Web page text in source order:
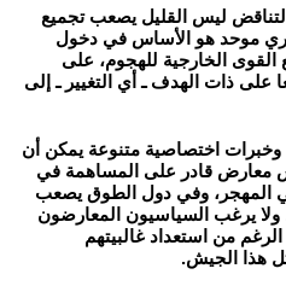
ليس القليل يصعب تجميع
موحد هو الأساس في دخول
القوى الخارجية للهجوم، على
على ذات الهدف ـ أي التغيير ـ إلى
وخبرات اختصاصية متنوعة يمكن أن
معارض قادر على المساهمة في
المهجر، وفي دول الطوق يصعب
يرغب السياسيون المعارضون
من استعداد غالبيتهم
هذا الجيش.